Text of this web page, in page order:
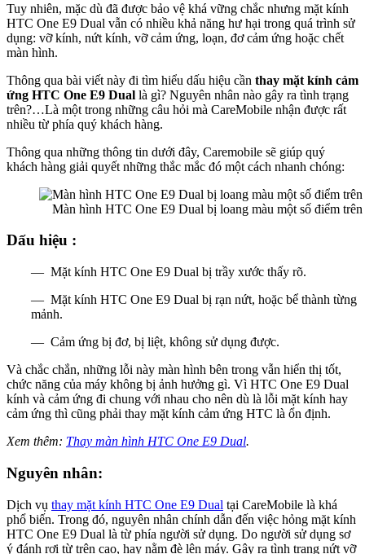
Tuy nhiên, mặc dù đã được bảo vệ khá vững chắc nhưng mặt kính
HTC One E9 Dual vẫn có nhiều khả năng hư hại trong quá trình sử
dụng: vỡ kính, nứt kính, vỡ cảm ứng, loạn, đơ cảm ứng hoặc chết
màn hình.
Thông qua bài viết này đi tìm hiểu dấu hiệu cần thay mặt kính cảm
ứng HTC One E9 Dual là gì? Nguyên nhân nào gây ra tình trạng
trên?…Là một trong những câu hỏi mà CareMobile nhận được rất
nhiều từ phía quý khách hàng.
Thông qua những thông tin dưới đây, Caremobile sẽ giúp quý
khách hàng giải quyết những thắc mắc đó một cách nhanh chóng:
Màn hình HTC One E9 Dual bị loang màu một số điểm trên
Dấu hiệu :
— Mặt kính HTC One E9 Dual bị trầy xước thấy rõ.
— Mặt kính HTC One E9 Dual bị rạn nứt, hoặc bể thành từng
mảnh.
— Cảm ứng bị đơ, bị liệt, không sử dụng được.
Và chắc chắn, những lỗi này màn hình bên trong vẫn hiển thị tốt,
chức năng của máy không bị ảnh hưởng gì. Vì HTC One E9 Dual
kính và cảm ứng đi chung với nhau cho nên dù là lỗi mặt kính hay
cảm ứng thì cũng phải thay mặt kính cảm ứng HTC là ổn định.
Xem thêm: Thay màn hình HTC One E9 Dual.
Nguyên nhân:
Dịch vụ thay mặt kính HTC One E9 Dual tại CareMobile là khá
phổ biến. Trong đó, nguyên nhân chính dẫn đến việc hỏng mặt kính
HTC One E9 Dual là từ phía người sử dụng. Do người sử dụng sơ
ý đánh rơi từ trên cao, hay nằm đè lên máy. Gây ra tình trạng nứt vỡ